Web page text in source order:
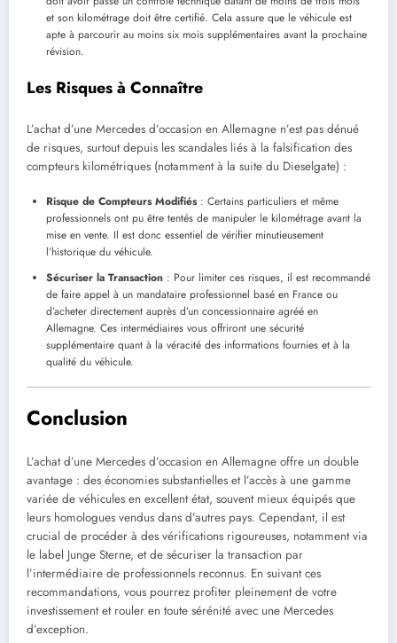
et son kilométrage doit être certifié. Cela assure que le véhicule est
apte à parcourir au moins six mois supplémentaires avant la prochaine
révision.
Les Risques à Connaître
L’achat d’une Mercedes d’occasion en Allemagne n’est pas dénué
de risques, surtout depuis les scandales liés à la falsification des
compteurs kilométriques (notamment à la suite du Dieselgate) :
Risque de Compteurs Modifiés: Certains particuliers et même
professionnels ont pu être tentés de manipuler le kilométrage avant la
mise en vente. Il est donc essentiel de vérifier minutieusement
l’historique du véhicule.
Sécuriser la Transaction : Pour limiter ces risques, il est recommandé
de faire appel à un mandataire professionnel basé en France ou
d’acheter directement auprès d’un concessionnaire agréé en
Allemagne. Ces intermédiaires vous offriront une sécurité
supplémentaire quant à la véracité des informations fournies et à la
qualité du véhicule.
Conclusion
L’achat d’une Mercedes d’occasion en Allemagne offre un double
avantage : des économies substantielles et l’accès à une gamme
variée de véhicules en excellent état, souvent mieux équipés que
leurs homologues vendus dans d’autres pays. Cependant, il est
crucial de procéder à des vérifications rigoureuses, notamment via
le label Junge Sterne, et de sécuriser la transaction par
l’intermédiaire de professionnels reconnus. En suivant ces
recommandations, vous pourrez profiter pleinement de votre
investissement et rouler en toute sérénité avec une Mercedes
d’exception.